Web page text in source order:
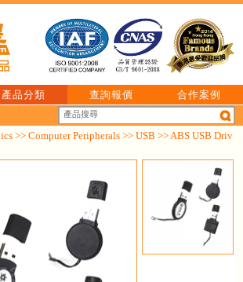
產品分類 查詢報價
合作案例
>> Computer Peripherals >> USB >> ABS USB Driv